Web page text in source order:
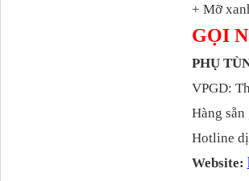
+ Mỡ
GỌI
PHỤ
VPGD:
Hàng
Hotline
Website: